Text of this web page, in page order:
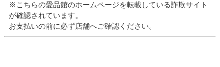
※こちらの愛品館のホームページを転載している詐欺サイト
が確認されています。
お支払いの前に必ず店舗へご確認ください。